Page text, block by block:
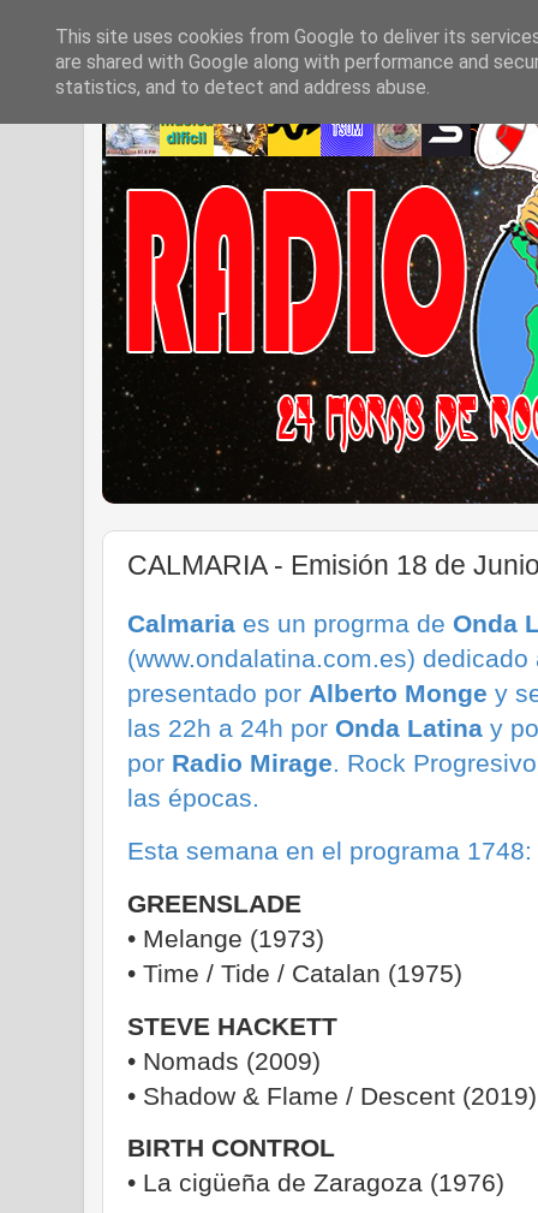
CALMARIA - Emisión 18 de
Calmaria es un progrma de Onda
(www.ondalatina.com.es)
presentado por Alberto Monge y
las 22h a 24h por Onda Latina y
por Radio Mirage. Rock
las épocas.
Esta semana en el programa 1748:
GREENSLADE
• Melange (1973)
• Time / Tide / Catalan (1975)
STEVE HACKETT
• Nomads (2009)
• Shadow & Flame / Descent
BIRTH CONTROL
• La cigüeña de Zaragoza (1976)
This site uses cookies from Google to deliver its
are shared with Google along with performance and
statistics, and to detect and address abuse.